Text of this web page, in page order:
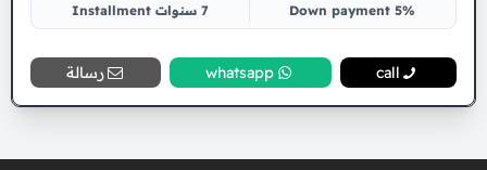
5% Down payment 7 سنوات Installment
call
whatsapp رسالة